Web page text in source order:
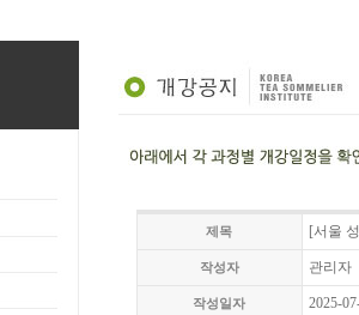
제목 [서울
작성자 관리자
작성일자 2025-